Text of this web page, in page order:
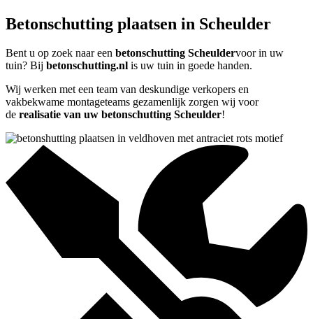
Betonschutting plaatsen in Scheulder
Bent u op zoek naar een betonschutting Scheuldervoor in uw
tuin? Bij betonschutting.nl is uw tuin in goede handen.
Wij werken met een team van deskundige verkopers en
vakbekwame montageteams gezamenlijk zorgen wij voor
de realisatie van uw betonschutting Scheulder!